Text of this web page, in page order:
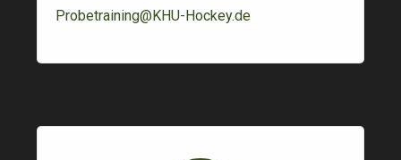
Probetraining@KHU-Hockey.de